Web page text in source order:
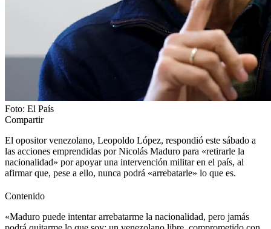
Foto: El País
Compartir
El opositor venezolano, Leopoldo López, respondió este sábado a
las acciones emprendidas por Nicolás Maduro para «retirarle la
nacionalidad» por apoyar una intervención militar en el país, al
afirmar que, pese a ello, nunca podrá «arrebatarle» lo que es.
Contenido
«Maduro puede intentar arrebatarme la nacionalidad, pero jamás